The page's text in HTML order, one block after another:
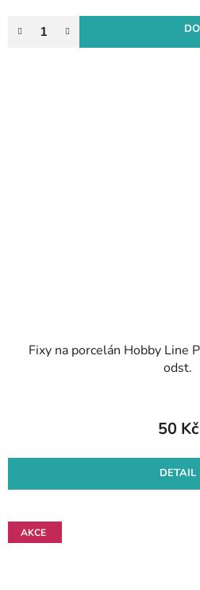
Fixy na porcelán Hobby Line
odst.
50 Kč
DETAIL
AKCE